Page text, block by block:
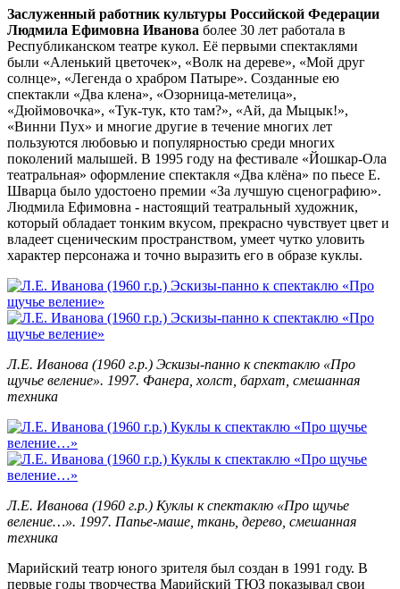
Заслуженный работник культуры Российской Федерации
Людмила Ефимовна Иванова более 30 лет работала в
Республиканском театре кукол. Её первыми спектаклями
были «Аленький цветочек», «Волк на дереве», «Мой друг
солнце», «Легенда о храбром Патыре». Созданные ею
спектакли «Два клена», «Озорница-метелица»,
«Дюймовочка», «Тук-тук, кто там?», «Ай, да Мыцык!»,
«Винни Пух» и многие другие в течение многих лет
пользуются любовью и популярностью среди многих
поколений малышей. В 1995 году на фестивале «Йошкар-Ола
театральная» оформление спектакля «Два клёна» по пьесе Е.
Шварца было удостоено премии «За лучшую сценографию».
Людмила Ефимовна - настоящий театральный художник,
который обладает тонким вкусом, прекрасно чувствует цвет и
владеет сценическим пространством, умеет чутко уловить
характер персонажа и точно выразить его в образе куклы.
Л.Е. Иванова (1960 г.р.) Эскизы-панно к спектаклю «Про
щучье веление». 1997. Фанера, холст, бархат, смешанная
техника
Л.Е. Иванова (1960 г.р.) Куклы к спектаклю «Про щучье
веление…». 1997. Папье-маше, ткань, дерево, смешанная
техника
Марийский театр юного зрителя был создан в 1991 году. В
первые годы творчества Марийский ТЮЗ показывал свои